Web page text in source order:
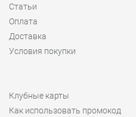
Статьи
Оплата
Доставка
Условия покупки
Клубные карты
Как использовать промокод